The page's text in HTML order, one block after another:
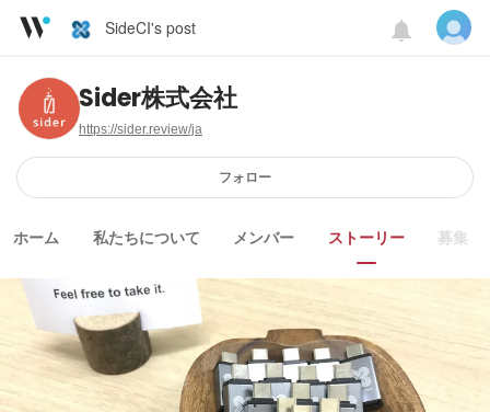
SideCI's post
Sider株式会社
https://sider.review/ja
フォロー
ホーム 私たちについて メンバー ストーリー 募集